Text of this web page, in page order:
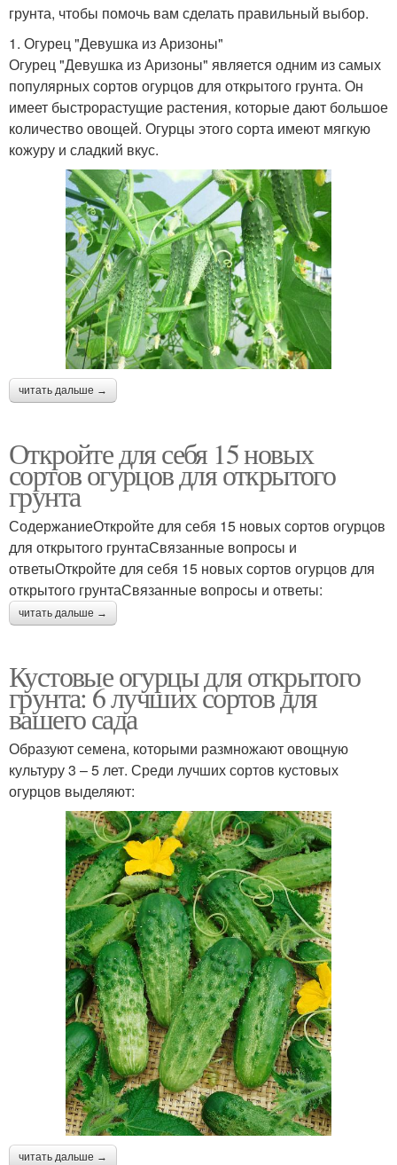
грунта, чтобы помочь вам сделать правильный выбор.
1. Огурец "Девушка из Аризоны"
Огурец "Девушка из Аризоны" является одним из самых
популярных сортов огурцов для открытого грунта. Он
имеет быстрорастущие растения, которые дают большое
количество овощей. Огурцы этого сорта имеют мягкую
кожуру и сладкий вкус.
читать дальше →
Откройте для себя 15 новых
сортов огурцов для открытого
грунта
СодержаниеОткройте для себя 15 новых сортов огурцов
для открытого грунтаСвязанные вопросы и
ответыОткройте для себя 15 новых сортов огурцов для
открытого грунтаСвязанные вопросы и ответы:
читать дальше →
Кустовые огурцы для открытого
грунта: 6 лучших сортов для
вашего сада
Образуют семена, которыми размножают овощную
культуру 3 – 5 лет. Среди лучших сортов кустовых
огурцов выделяют:
читать дальше →